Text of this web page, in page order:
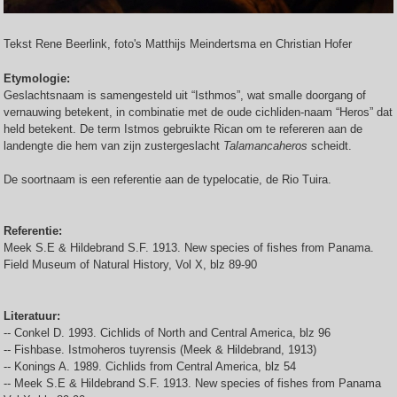
Tekst Rene Beerlink, foto's Matthijs Meindertsma en Christian Hofer
Etymologie:
Geslachtsnaam is samengesteld uit “Isthmos”, wat smalle doorgang of
vernauwing betekent, in combinatie met de oude cichliden-naam “Heros” dat
held betekent. De term Istmos gebruikte Rican om te refereren aan de
landengte die hem van zijn zustergeslacht Talamancaheros scheidt.
De soortnaam is een referentie aan de typelocatie, de Rio Tuira.
Referentie:
Meek S.E & Hildebrand S.F. 1913. New species of fishes from Panama.
Field Museum of Natural History, Vol X, blz 89-90
Literatuur:
-- Conkel D. 1993. Cichlids of North and Central America, blz 96
-- Fishbase. Istmoheros tuyrensis (Meek & Hildebrand, 1913)
-- Konings A. 1989. Cichlids from Central America, blz 54
-- Meek S.E & Hildebrand S.F. 1913. New species of fishes from Panama